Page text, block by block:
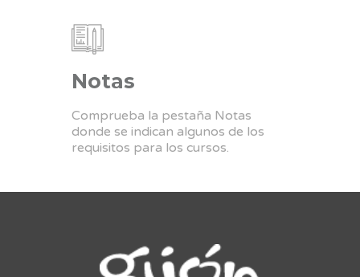
Notas
Comprueba la pestaña Notas
donde se indican algunos de los
requisitos para los cursos.